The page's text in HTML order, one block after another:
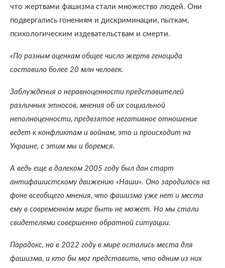
что жертвами фашизма стали множество людей. Они
подвергались гонениям и дискриминации, пыткам,
психологическим издевательствам и смерти.
«По разным оценкам общее число жертв геноцида
составило более 20 млн человек.
Заблуждения о неравноценности представителей
различных этносов, мнения об их социальной
неполноценности, предвзятое негативное отношение
ведет к конфликтам и войнам, это и происходит на
Украине, с этим мы и боремся.
А ведь еще в далеком 2005 году был дан старт
антифашистскому движению «Наши». Оно зародилось на
фоне всеобщего мнения, что фашизма уже нет и места
ему в современном мире быть не может. Но мы стали
свидетелями совершенно обратной ситуации.
Парадокс, но в 2022 году в мире остались места для
фашизма, и кто бы мог представить, что одним из них